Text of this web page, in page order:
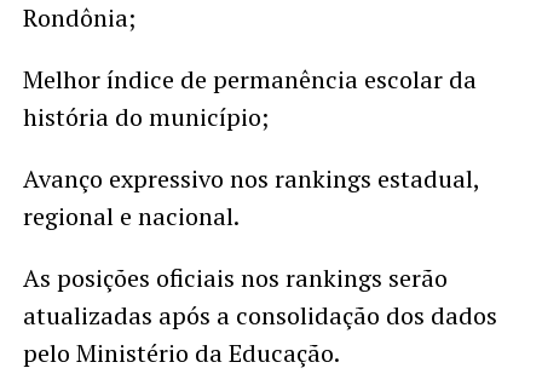
Rondônia;
Melhor índice de permanência escolar da
história do município;
Avanço expressivo nos rankings estadual,
regional e nacional.
As posições oficiais nos rankings serão
atualizadas após a consolidação dos dados
pelo Ministério da Educação.